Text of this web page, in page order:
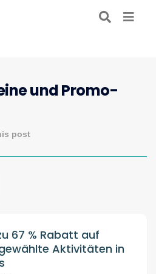
und Promo-
post
67 % Rabatt auf
Aktivitäten in